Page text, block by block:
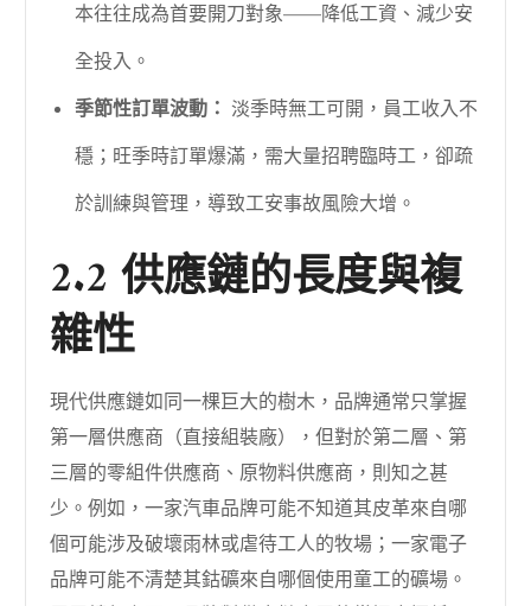
本往往成為首要開刀對象——降低工資、減少安
全投入。
季節性訂單波動： 淡季時無工可開，員工收入不
穩；旺季時訂單爆滿，需大量招聘臨時工，卻疏
於訓練與管理，導致工安事故風險大增。
2.2 供應鏈的長度與複
雜性
現代供應鏈如同一棵巨大的樹木，品牌通常只掌握
第一層供應商（直接組裝廠），但對於第二層、第
三層的零組件供應商、原物料供應商，則知之甚
少。例如，一家汽車品牌可能不知道其皮革來自哪
個可能涉及破壞雨林或虐待工人的牧場；一家電子
品牌可能不清楚其鈷礦來自哪個使用童工的礦場。